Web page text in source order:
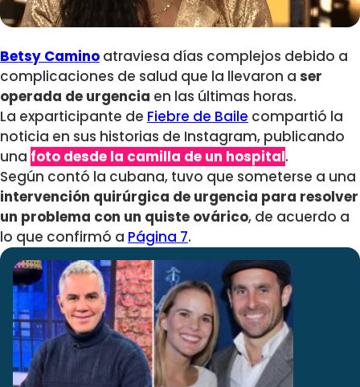
Betsy Camino atraviesa días complejos debido a
complicaciones de salud que la llevaron a ser
operada de urgencia en las últimas horas.
La exparticipante de Fiebre de Baile compartió la
noticia en sus historias de Instagram, publicando
una foto desde la camilla de un hospital.
Según contó la cubana, tuvo que someterse a una
intervención quirúrgica de urgencia para resolver
un problema con un quiste ovárico, de acuerdo a
lo que confirmó a Página 7.